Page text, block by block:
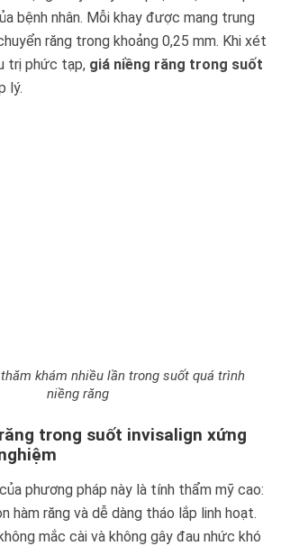
bệnh nhân. Mỗi khay được mang trung
răng trong khoảng 0,25 mm. Khi xét
trị phức tạp, giá niềng răng trong suốt
lý.
khám nhiều lần trong suốt quá trình
niềng răng
trong suốt invisalign xứng
phương pháp này là tính thẩm mỹ cao:
hàm răng và dễ dàng tháo lắp linh hoạt.
mắc cài và không gây đau nhức khó